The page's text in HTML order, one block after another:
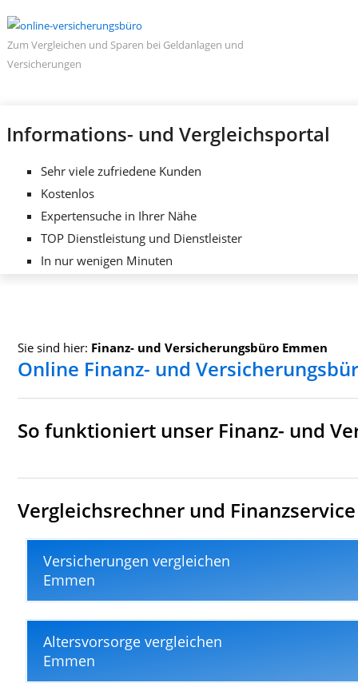
Zum Vergleichen und Sparen bei Geldanlagen und
Versicherungen
Informations- und Vergleichsportal
Sehr viele zufriedene Kunden
Kostenlos
Expertensuche in Ihrer Nähe
TOP Dienstleistung und Dienstleister
In nur wenigen Minuten
Sie sind hier: Finanz- und Versicherungsbüro Emmen
Online Finanz- und
So funktioniert unser Finanz- und
Vergleichsrechner und
Versicherungen vergleichen
Emmen
Altersvorsorge vergleichen
Emmen